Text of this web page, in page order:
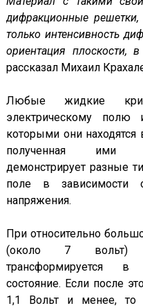
дифракционные
только интенсивность
ориентация плоскости,
рассказал Михаил
Любые жидкие
электрическому полю
которыми они
полученная ими
демонстрирует разные
поле в зависимости
напряжения.
При относительно
(около 7 вольт)
трансформируется в
состояние. Если после
1,1 Вольт и менее, то